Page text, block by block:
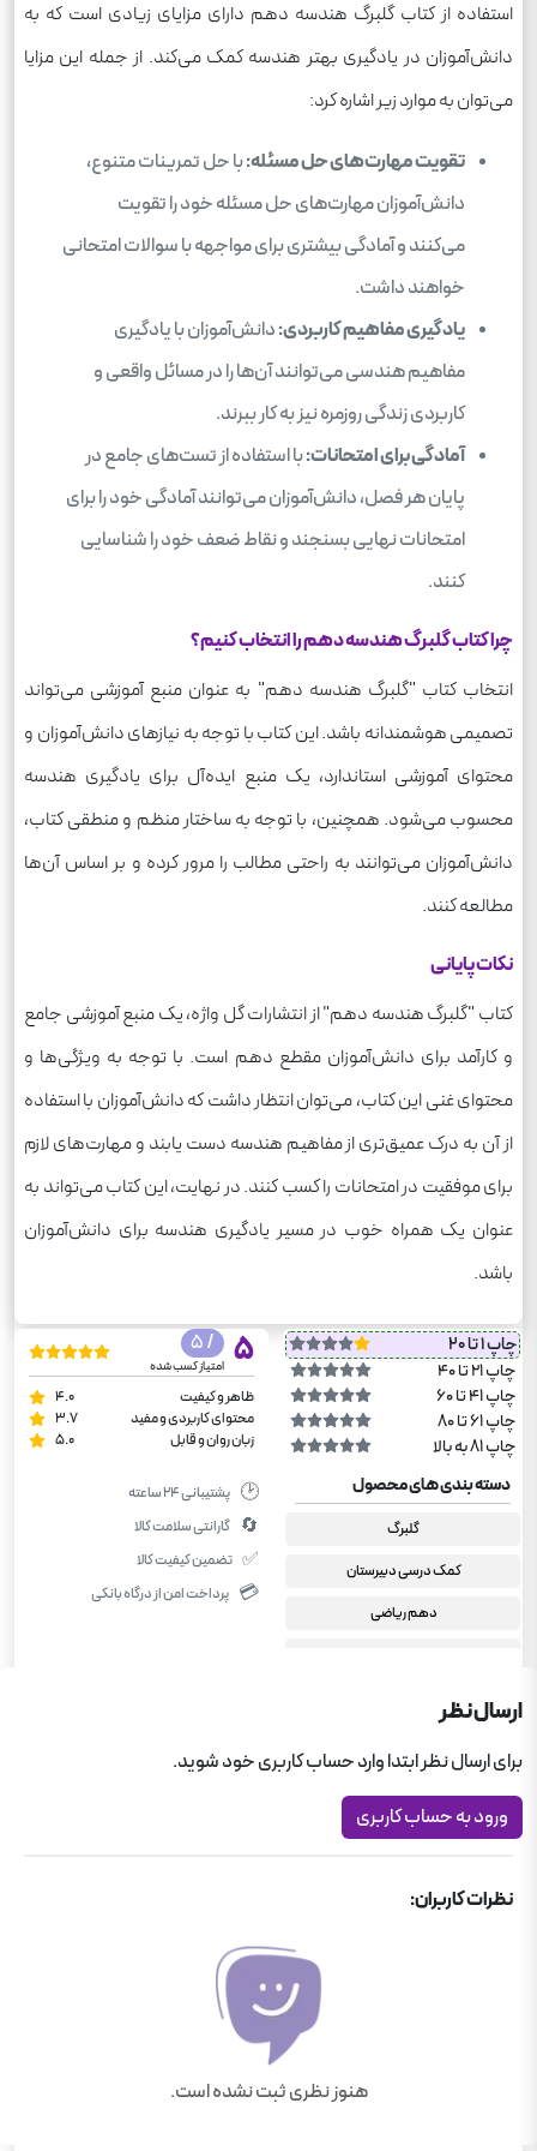
استفاده از کتاب گلبرگ هندسه دهم دارای مزایای زیادی است که به
دانش‌آموزان در یادگیری بهتر هندسه کمک می‌کند. از جمله این مزایا
می‌توان به موارد زیر اشاره کرد:
تقویت مهارت‌های حل مسئله:با حل تمرینات متنوع،
دانش‌آموزان مهارت‌های حل مسئله خود را تقویت
می‌کنند و آمادگی بیشتری برای مواجهه با سوالات امتحانی
خواهند داشت.
یادگیری مفاهیم کاربردی:دانش‌آموزان با یادگیری
مفاهیم هندسی می‌توانند آن‌ها را در مسائل واقعی و
کاربردی زندگی روزمره نیز به کار ببرند.
آمادگی برای امتحانات:با استفاده از تست‌های جامع در
پایان هر فصل، دانش‌آموزان می‌توانند آمادگی خود را برای
امتحانات نهایی بسنجند و نقاط ضعف خود را شناسایی
کنند.
چرا کتاب گلبرگ هندسه دهم را انتخاب کنیم؟
انتخاب کتاب "گلبرگ هندسه دهم" به عنوان منبع آموزشی می‌تواند
تصمیمی هوشمندانه باشد. این کتاب با توجه به نیازهای دانش‌آموزان و
محتوای آموزشی استاندارد، یک منبع ایده‌آل برای یادگیری هندسه
محسوب می‌شود. همچنین، با توجه به ساختار منظم و منطقی کتاب،
دانش‌آموزان می‌توانند به راحتی مطالب را مرور کرده و بر اساس آن‌ها
مطالعه کنند.
نکات پایانی
کتاب "گلبرگ هندسه دهم" از انتشارات گل واژه، یک منبع آموزشی جامع
و کارآمد برای دانش‌آموزان مقطع دهم است. با توجه به ویژگی‌ها و
محتوای غنی این کتاب، می‌توان انتظار داشت که دانش‌آموزان با استفاده
از آن به درک عمیق‌تری از مفاهیم هندسه دست یابند و مهارت‌های لازم
برای موفقیت در امتحانات را کسب کنند. در نهایت، این کتاب می‌تواند به
عنوان یک همراه خوب در مسیر یادگیری هندسه برای دانش‌آموزان
باشد.
چاپ 1 تا 20
چاپ 21 تا 40
چاپ 41 تا 60
چاپ 61 تا 80
چاپ 81 به بالا
5
/ 5
امتیاز کسب شده
ظاهر و کیفیت
4.0
محتوای کاربردی و مفید
3.7
زبان روان و قابل
5.0
دسته بندی های محصول
گلبرگ
کمک درسی دبیرستان
دهم ریاضی
🕑 پشتیبانی ۲۴ ساعته
🔄 گارانتی سلامت کالا
✅ تضمین کیفیت کالا
💳 پرداخت امن از درگاه بانکی
ارسال نظر
برای ارسال نظر ابتدا وارد حساب کاربری خود شوید.
ورود به حساب کاربری
نظرات کاربران:
هنوز نظری ثبت نشده است.